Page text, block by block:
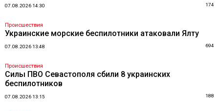
07.08.2026 14:30 174
Происшествия
Украинские морские беспилотники атаковали Ялту
07.08.2026 13:48 694
Происшествия
Силы ПВО Севастополя сбили 8 украинских
беспилотников
07.08.2026 13:15 188